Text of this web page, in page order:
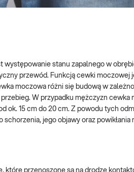
stanu zapalnego w
przewód. Funkcją cewki moczowej
moczowa różni się budową w
W przypadku mężczyzn cewka
ok. 15 cm do 20 cm. Z powodu tych
jego objawy oraz
przenoszone są na drodze